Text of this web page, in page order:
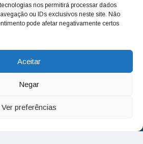
nos permitirá processar dados
ou IDs exclusivos neste site. Não
pode afetar negativamente certos
Aceitar
Negar
Ver preferências
do cidadão, sempre
públicos em busca de melhorias
cobrando resoluções para casos
(19) 3929-6225